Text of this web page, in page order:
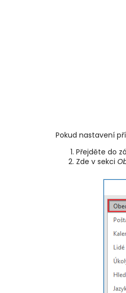
Pokud nastavení
Přejděte do
Zde v sekci